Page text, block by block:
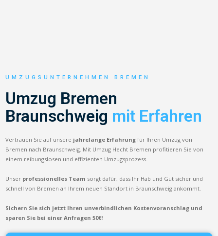
UMZUGSUNTERNEHMEN BREMEN
Umzug Bremen
Braunschweig mit Erfahren
Vertrauen Sie auf unsere jahrelange Erfahrung für Ihren Umzug von
Bremen nach Braunschweig. Mit Umzug Hecht Bremen profitieren Sie von
einem reibungslosen und effizienten Umzugsprozess.
Unser professionelles Team sorgt dafür, dass Ihr Hab und Gut sicher und
schnell von Bremen an Ihrem neuen Standort in Braunschweig ankommt.
Sichern Sie sich jetzt Ihren unverbindlichen Kostenvoranschlag und
sparen Sie bei einer Anfragen 50€!